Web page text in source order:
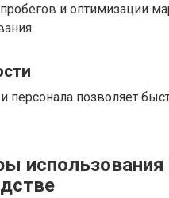
и оптимизации
персонала позволяет
использования